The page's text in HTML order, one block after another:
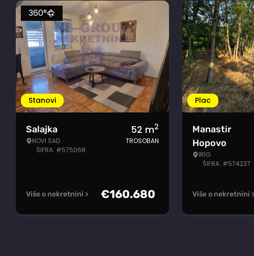
Stanovi
360°
Salajka
NOVI SAD
ŠIFRA: #575068
52 m2
TROSOBAN
Više o nekretnini > €160.680
Plac
Manastir
Hopovo
IRIG
ŠIFRA: #574237
Više o nekretnini